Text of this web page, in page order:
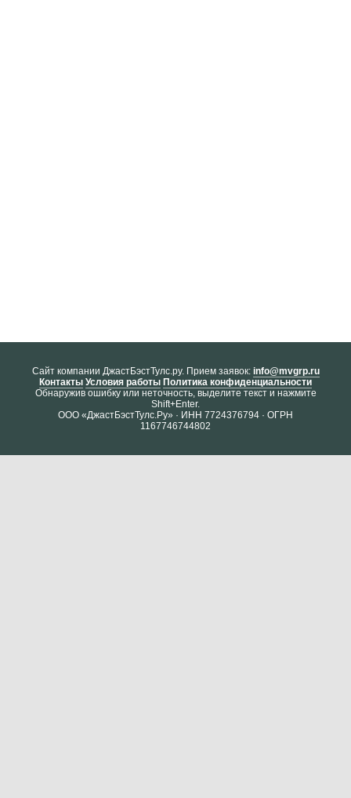
Cайт компании ДжастБэстТулс.ру. Прием заявок: info@mvgrp.ru
Контакты Условия работы Политика конфиденциальности
Обнаружив ошибку или неточность, выделите текст и нажмите
Shift+Enter.
ООО «ДжастБэстТулс.Ру» · ИНН 7724376794 · ОГРН
1167746744802